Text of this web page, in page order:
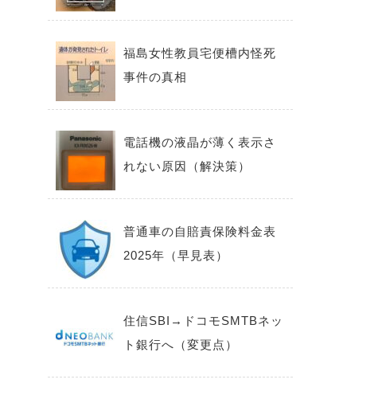
福島女性教員宅便槽内怪死
事件の真相
電話機の液晶が薄く表示さ
れない原因（解決策）
普通車の自賠責保険料金表
2025年（早見表）
住信SBI→ドコモSMTBネッ
ト銀行へ（変更点）